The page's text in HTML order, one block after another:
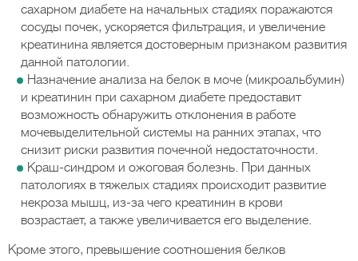
сахарном диабете на начальных стадиях поражаются
сосуды почек, ускоряется фильтрация, и увеличение
креатинина является достоверным признаком развития
данной патологии.
Назначение анализа на белок в моче (микроальбумин)
и креатинин при сахарном диабете предоставит
возможность обнаружить отклонения в работе
мочевыделительной системы на ранних этапах, что
снизит риски развития почечной недостаточности.
Краш-синдром и ожоговая болезнь. При данных
патологиях в тяжелых стадиях происходит развитие
некроза мышц, из-за чего креатинин в крови
возрастает, а также увеличивается его выделение.
Кроме этого, превышение соотношения белков